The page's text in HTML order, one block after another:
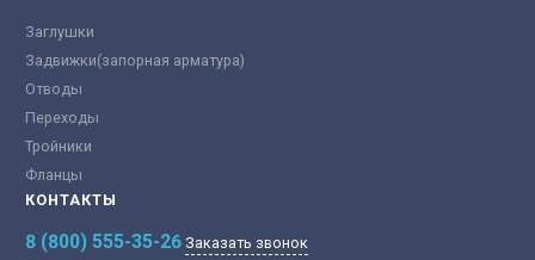
Заглушки
Задвижки(запорная арматура)
Отводы
Переходы
Тройники
Фланцы
КОНТАКТЫ
8 (800) 555-35-26 Заказать звонок